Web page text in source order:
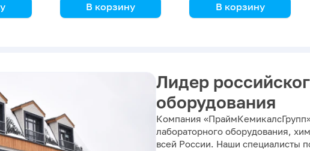
В корзину В корзину
Лидер
оборудования
Компания
лабораторного оборудования,
всей России. Наши специалисты